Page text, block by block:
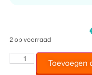
2 op voorraad
Toevoegen